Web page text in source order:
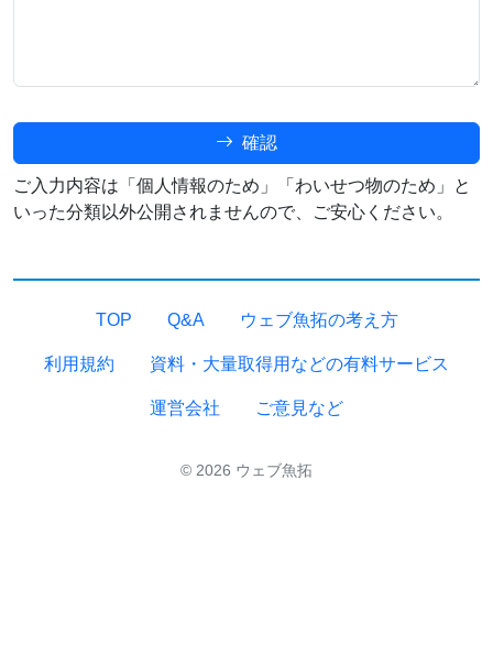
確認
ご入力内容は「個人情報のため」「わいせつ物のため」と
いった分類以外公開されませんので、ご安心ください。
TOP Q&A ウェブ魚拓の考え方
利用規約 資料・大量取得用などの有料サービス
運営会社 ご意見など
© 2026 ウェブ魚拓